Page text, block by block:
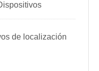
de localización